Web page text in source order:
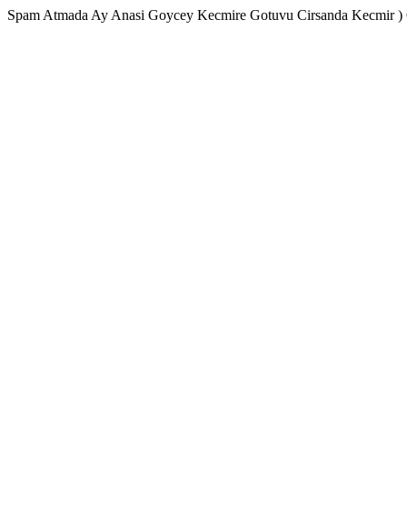
Spam Atmada Ay Anasi Goycey Kecmire Gotuvu Cirsanda